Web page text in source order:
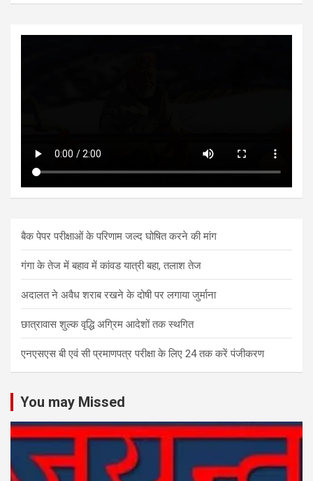
बैक पेपर परीक्षाओं के परिणाम जल्द घोषित करने की मांग
गंगा के तेज में बहाव में कांवड यात्री बहा, तलाश तेज
अदालत ने अवैध शराब रखने के दोषी पर लगाया जुर्माना
छात्रावास शुल्क वृद्धि अग्रिम आदेशों तक स्थगित
एनएसएस बी एवं सी प्रमाणपत्र परीक्षा के लिए 24 तक करें पंजीकरण
You may Missed